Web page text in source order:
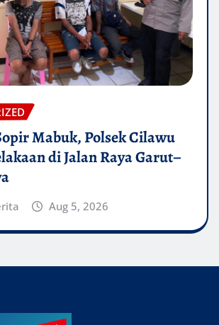
Mabuk, Polsek Cilawu
di Jalan Raya Garut–
Aug 5, 2026